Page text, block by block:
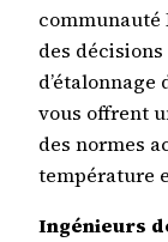
communauté
des
vous offrent
des normes
température
Ingénieurs